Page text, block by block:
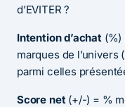
d’EVITER ?
Intention d’achat (%)
marques de
parmi celles
Score net (+/-) = %